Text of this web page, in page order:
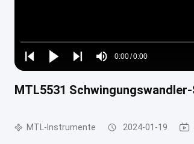
Play
Play
Play
Mute
Time
0:00/0:00
Loaded:
0%
MTL5531
MTL-Instrumente 2024-01-19